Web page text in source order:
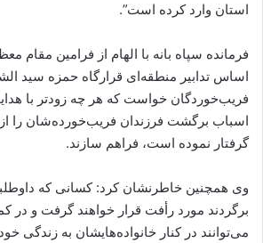
استان وارد کرده است”.
فرمانده سپاه بانه با الهام از فرامین مقام
اساس تدابیر منطقه‌ای قرارگاه حمزه سید
فریب‌خوردگان خواست که هر چه زودتر با
اسباب برگشت فرزندان فریب‌خورده‌شان را از
گرفتار نموده است، فراهم سازند.
وی همچنین خاطرنشان کرد: کسانی که
برگردند مورد رأفت قرار خواهند گرفت و در
می‌توانند در کنار خانواده‌هایشان به زندگی